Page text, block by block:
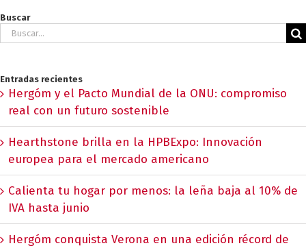
Buscar
Buscar:
Entradas recientes
Hergóm y el Pacto Mundial de la ONU: compromiso
real con un futuro sostenible
Hearthstone brilla en la HPBExpo: Innovación
europea para el mercado americano
Calienta tu hogar por menos: la leña baja al 10% de
IVA hasta junio
Hergóm conquista Verona en una edición récord de